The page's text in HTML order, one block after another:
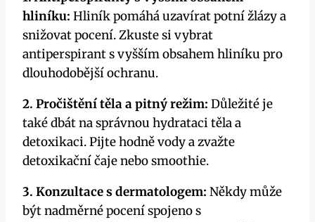
hliníku: Hliník pomáhá uzavírat potní žlázy a
snižovat pocení. Zkuste si vybrat
antiperspirant s vyšším obsahem hliníku pro
dlouhodobější ochranu.
2. Pročištění těla a pitný režim: Důležité je
také dbát na správnou hydrataci těla a
detoxikaci. Pijte hodně vody a zvažte
detoxikační čaje nebo smoothie.
3. Konzultace s dermatologem: Někdy může
být nadměrné pocení spojeno s